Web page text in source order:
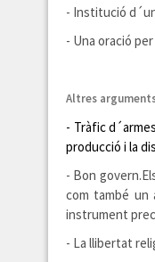
- Institució
- Una oració
Altres
- Tràfic
producció i la
- Bon govern.
com també un
instrument
- La llibertat